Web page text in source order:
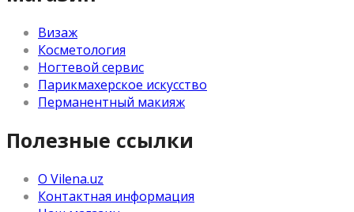
Визаж
Косметология
Ногтевой сервис
Парикмахерское искусство
Перманентный макияж
Полезные ссылки
О Vilena.uz
Контактная информация